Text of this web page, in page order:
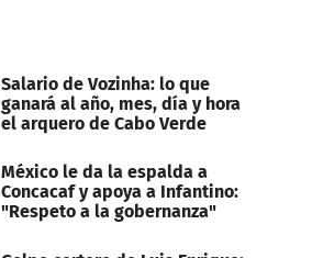
Salario de Vozinha: lo que
ganará al año, mes, día y hora
el arquero de Cabo Verde
México le da la espalda a
Concacaf y apoya a Infantino:
"Respeto a la gobernanza"